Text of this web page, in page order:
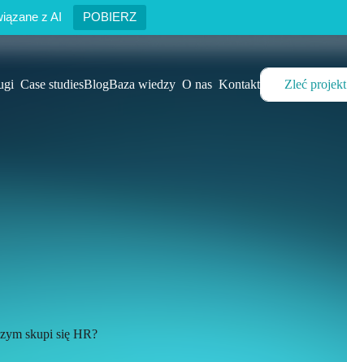
z AI POBIERZ
Case studiesBlogBaza wiedzy O nas Kontakt Zleć projekt